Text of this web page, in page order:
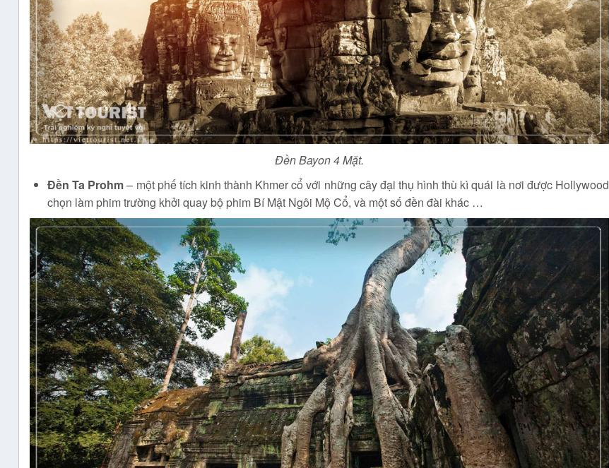
Đền Bayon 4 Mặt.
ĐềnTa Prohm– một phế tích kinh thành Khmer cổ với những cây đại thụ hình thù kì quái là nơi được Hollywood
chọn làm phim trường khởi quay bộ phim Bí Mật Ngôi Mộ Cổ, và một số đền đài khác …